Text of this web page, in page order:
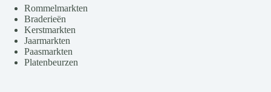
Rommelmarkten
Braderieën
Kerstmarkten
Jaarmarkten
Paasmarkten
Platenbeurzen